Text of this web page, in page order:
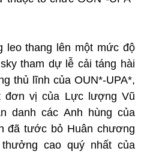
leo thang lên một mức độ
tham dự lễ cải táng hài
thủ lĩnh của OUN*-UPA*,
đơn vị của Lực lượng Vũ
danh các Anh hùng của
đã tước bỏ Huân chương
cao quý nhất của